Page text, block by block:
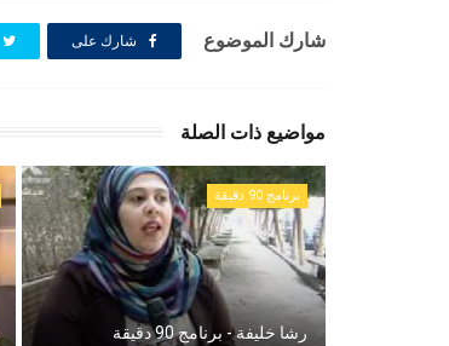
شارك الموضوع شارك على
مواضيع ذات الصلة
برنامج 90 دقيقة
رشا خليفة - برنامج 90 دقيقة